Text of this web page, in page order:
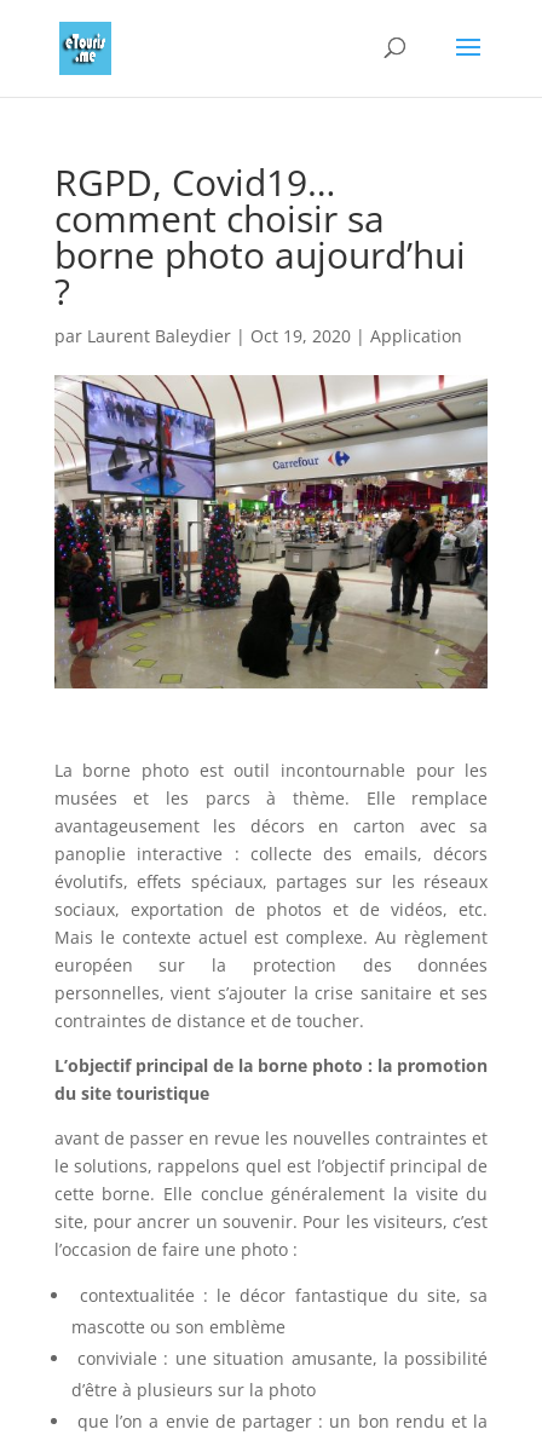
RGPD, Covid19…
comment choisir sa
borne photo aujourd’hui
?
par Laurent Baleydier| Oct 19, 2020| Application
La borne photo est outil incontournable pour les
musées et les parcs à thème. Elle remplace
avantageusement les décors en carton avec sa
panoplie interactive : collecte des emails, décors
évolutifs, effets spéciaux, partages sur les réseaux
sociaux, exportation de photos et de vidéos, etc.
Mais le contexte actuel est complexe. Au règlement
européen sur la protection des données
personnelles, vient s’ajouter la crise sanitaire et ses
contraintes de distance et de toucher.
L’objectif principal de la borne photo : la promotion
du site touristique
avant de passer en revue les nouvelles contraintes et
le solutions, rappelons quel est l’objectif principal de
cette borne. Elle conclue généralement la visite du
site, pour ancrer un souvenir. Pour les visiteurs, c’est
l’occasion de faire une photo :
contextualitée : le décor fantastique du site, sa
mascotte ou son emblème
conviviale : une situation amusante, la possibilité
d’être à plusieurs sur la photo
que l’on a envie de partager : un bon rendu et la